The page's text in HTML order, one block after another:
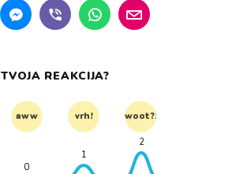
TVOJA REAKCIJA?
aww vrh! woot?!
0
1
2